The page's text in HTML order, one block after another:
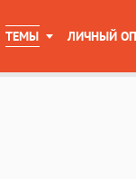
ТЕМЫ ЛИЧНЫЙ